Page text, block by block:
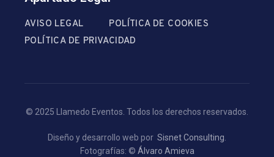
AVISO LEGAL
POLÍTICA DE COOKIES
POLÍTICA DE PRIVACIDAD
© 2025 Llamedo Eventos. Todos los derechos reservados.
Diseño y desarrollo web por Sisnet Consulting
Fotografías: © Álvaro Amieva